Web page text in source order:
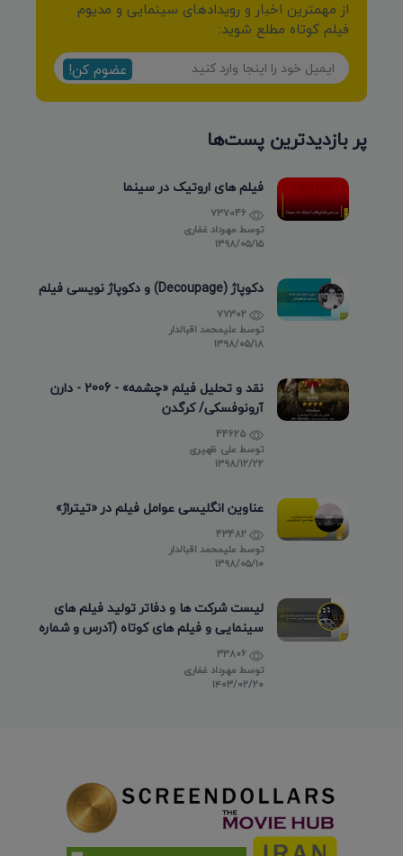
از مهمترین اخبار و رویدادهای سینمایی و مدیوم
فیلم کوتاه مطلع شوید:
عضوم کن!
پر بازدیدترین پست‌ها
فیلم های اروتیک در سینما
توسط مهرداد غفاری
۱۳۹۸/۰۵/۱۵
دکوپاژ (Decoupage) و دکوپاژ نویسی فیلم
توسطعلیمحمد اقبالدار
۱۳۹۸/۰۵/۱۸
نقد و تحلیل فیلم «چشمه» - 2006 - دارن
آرونوفسکی/ کرگدن
توسطعلی ظهیری
۱۳۹۸/۱۲/۲۲
عناوین انگلیسی عوامل فیلم در «تیتراژ»
توسطعلیمحمد اقبالدار
۱۳۹۸/۰۵/۱۰
لیست شرکت ها و دفاتر تولید فیلم های
سینمایی و فیلم های کوتاه (آدرس و شماره
تماس)
توسط مهرداد غفاری
۱۴۰۳/۰۲/۲۰